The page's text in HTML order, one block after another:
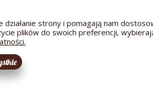
Przechowalnia
Reklamacja
działanie strony i pomagają nam
plików do swoich preferencji,